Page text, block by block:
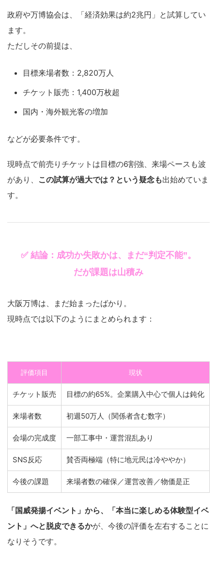
政府や万博協会は、「経済効果は約2兆円」と試算してい
ます。
ただしその前提は、
目標来場者数：2,820万人
チケット販売：1,400万枚超
国内・海外観光客の増加
などが必要条件です。
現時点で前売りチケットは目標の6割強、来場ペースも波
があり、 この試算が過大では？という疑念も出始めていま
す。
✅ 結論：成功か失敗かは、まだ“判定不能”。
だが課題は山積み
大阪万博は、まだ始まったばかり。
現時点では以下のようにまとめられます：
評価項目 現状
チケット販売 目標の約65%。企業購入中心で個人は鈍化
来場者数 初週50万人（関係者含む数字）
会場の完成度 一部工事中・運営混乱あり
SNS反応 賛否両極端（特に地元民は冷ややか）
今後の課題 来場者数の確保／運営改善／物価是正
「国威発揚イベント」から、「本当に楽しめる体験型イベ
ント」へと脱皮できるかが、今後の評価を左右することに
なりそうです。